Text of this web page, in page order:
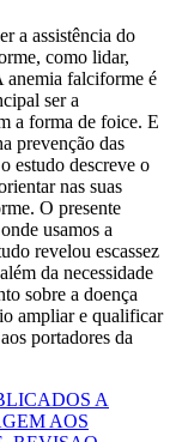
a assistência do
como lidar,
anemia falciforme é
ser a
a forma de foice. E
prevenção das
estudo descreve o
nas suas
O presente
usamos a
revelou escassez
da necessidade
sobre a doença
ampliar e qualificar
portadores da
A
AOS